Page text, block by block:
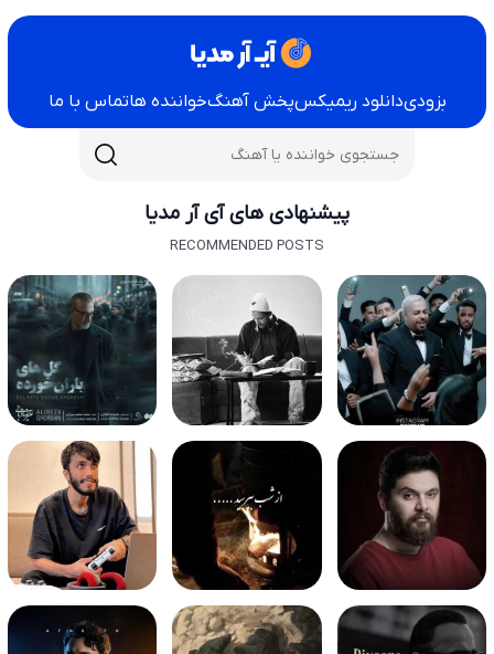
بزودیدانلود ریمیکسپخش آهنگخواننده هاتماس با ما
پیشنهادی های آی آر مدیا
RECOMMENDED POSTS